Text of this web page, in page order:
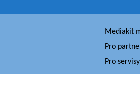
Mediakit
Pro
Pro servisy